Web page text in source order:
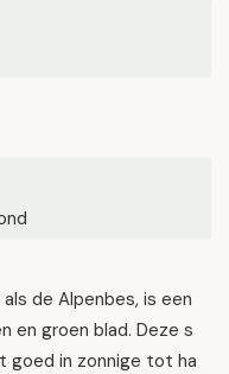
de Alpenbes, is een
en groen blad. Deze s
goed in zonnige tot ha